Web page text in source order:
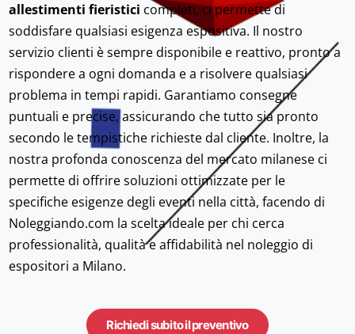
allestimenti fieristici completi, ci permette di
soddisfare qualsiasi esigenza espositiva. Il nostro
servizio clienti è sempre disponibile e reattivo, pronto a
rispondere a ogni domanda e a risolvere qualsiasi
problema in tempi rapidi. Garantiamo consegne
puntuali e precise, assicurando che tutto sia pronto
secondo le tempistiche richieste dal cliente. Inoltre, la
nostra profonda conoscenza del mercato milanese ci
permette di offrire soluzioni ottimizzate per le
specifiche esigenze degli eventi nella città, facendo di
Noleggiando.com la scelta ideale per chi cerca
professionalità, qualità e affidabilità nel noleggio di
espositori a Milano.
Richiedi subito il preventivo